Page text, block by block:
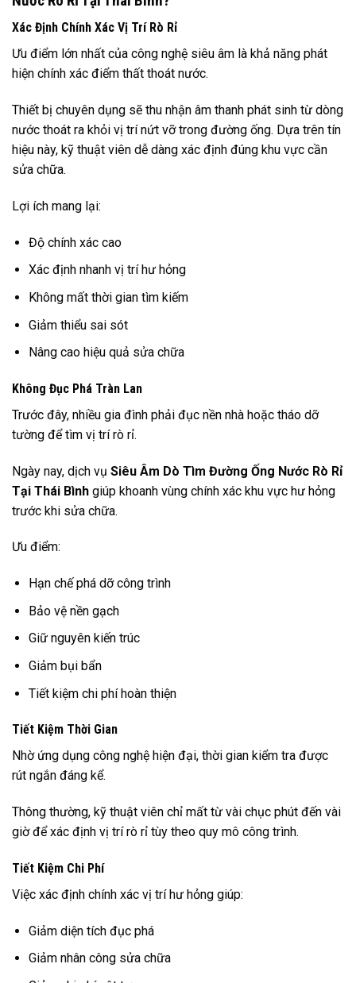
Xác Định Chính Xác Vị Trí Rò Rỉ
Ưu điểm lớn nhất của công nghệ siêu âm là khả năng phát
hiện chính xác điểm thất thoát nước.
Thiết bị chuyên dụng sẽ thu nhận âm thanh phát sinh từ dòng
nước thoát ra khỏi vị trí nứt vỡ trong đường ống. Dựa trên tín
hiệu này, kỹ thuật viên dễ dàng xác định đúng khu vực cần
sửa chữa.
Lợi ích mang lại:
Độ chính xác cao
Xác định nhanh vị trí hư hỏng
Không mất thời gian tìm kiếm
Giảm thiểu sai sót
Nâng cao hiệu quả sửa chữa
Không Đục Phá Tràn Lan
Trước đây, nhiều gia đình phải đục nền nhà hoặc tháo dỡ
tường để tìm vị trí rò rỉ.
Ngày nay, dịch vụ Siêu Âm Dò Tìm Đường Ống Nước Rò Rỉ
Tại Thái Bình giúp khoanh vùng chính xác khu vực hư hỏng
trước khi sửa chữa.
Ưu điểm:
Hạn chế phá dỡ công trình
Bảo vệ nền gạch
Giữ nguyên kiến trúc
Giảm bụi bẩn
Tiết kiệm chi phí hoàn thiện
Tiết Kiệm Thời Gian
Nhờ ứng dụng công nghệ hiện đại, thời gian kiểm tra được
rút ngắn đáng kể.
Thông thường, kỹ thuật viên chỉ mất từ vài chục phút đến vài
giờ để xác định vị trí rò rỉ tùy theo quy mô công trình.
Tiết Kiệm Chi Phí
Việc xác định chính xác vị trí hư hỏng giúp:
Giảm diện tích đục phá
Giảm nhân công sửa chữa